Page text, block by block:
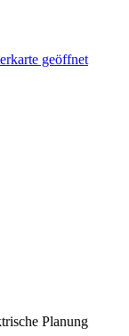
geöffnet
Planung